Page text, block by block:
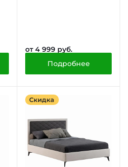
от 4 999 руб.
Подробнее
Скидка